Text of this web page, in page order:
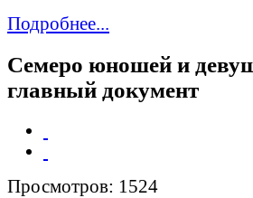
Подробнее...
Семеро юношей и
главный документ
Просмотров: 1524